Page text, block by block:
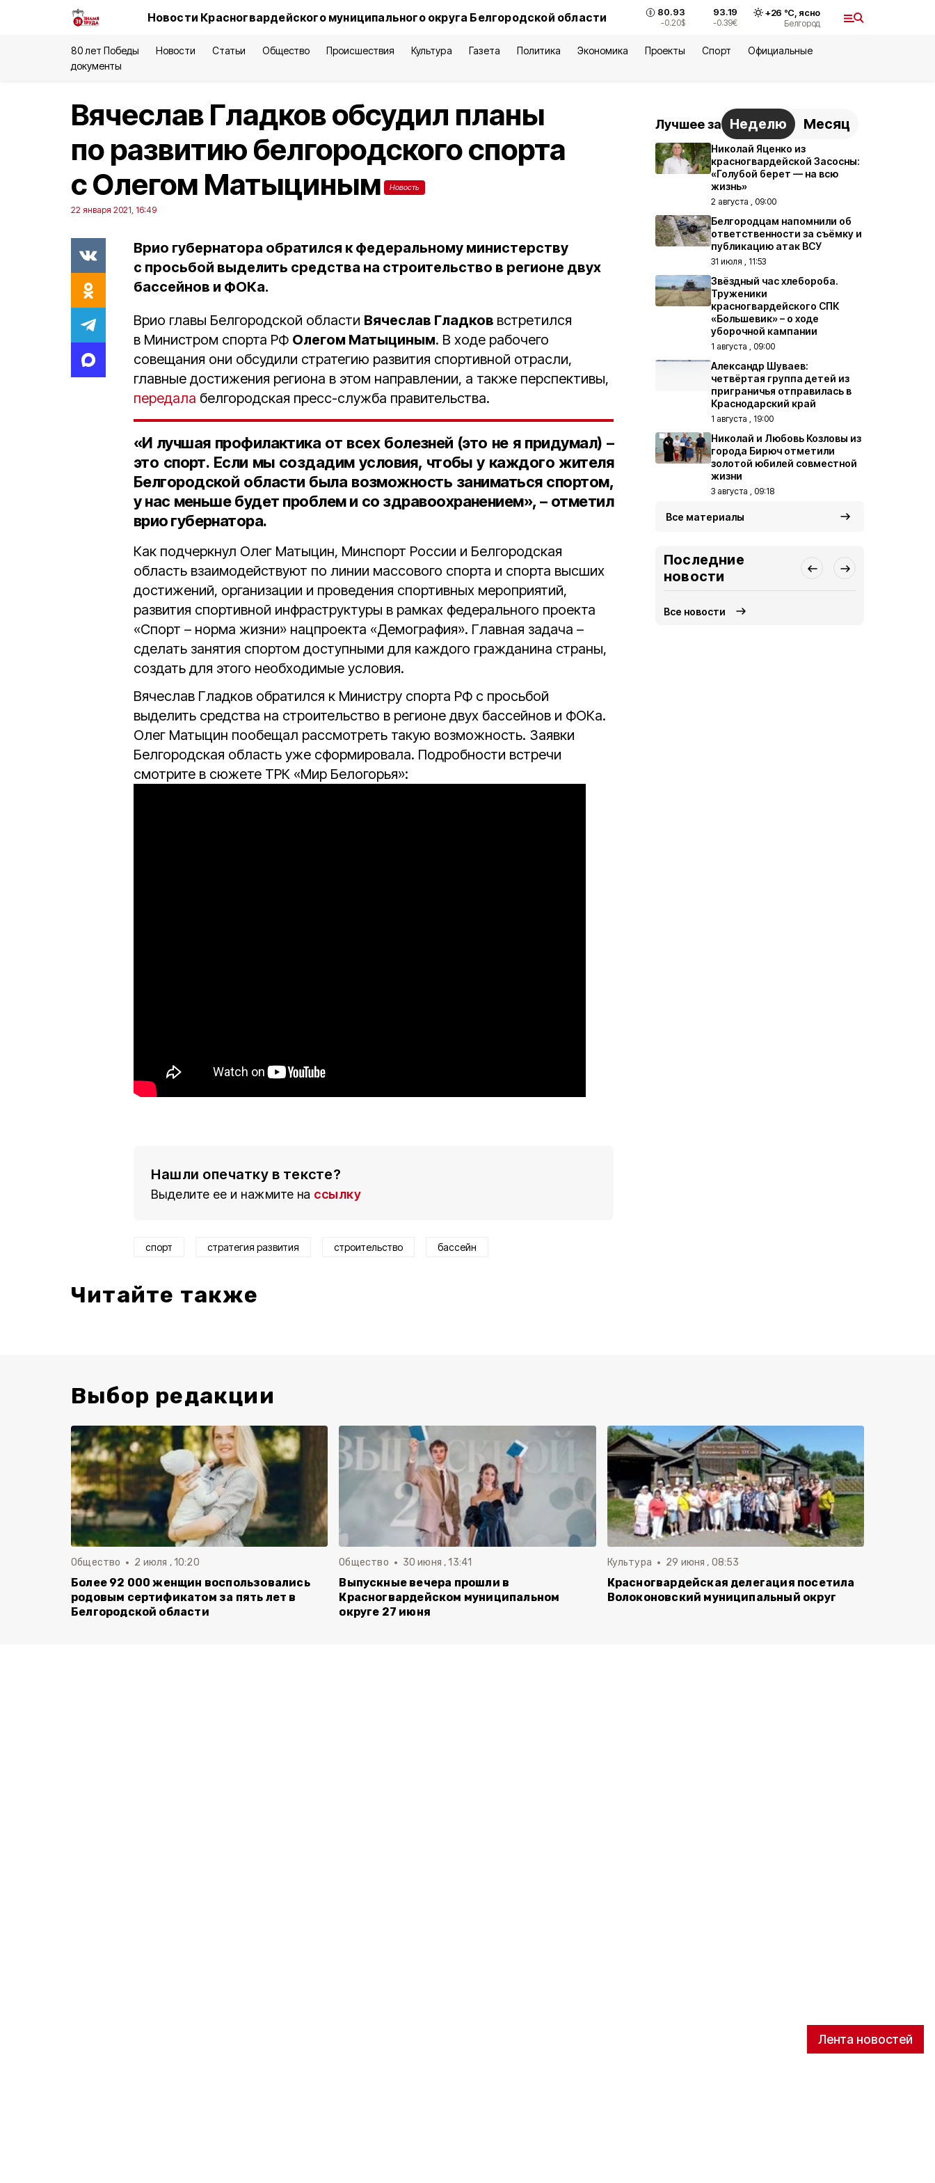
Новости Красногвардейского муниципального округа Белгородской области 80.93
-0.20$
93.19
-0.39€
+26 °С, ясно
Белгород
80 лет Победы Новости Статьи Общество Происшествия Культура Газета Политика Экономика Проекты Спорт
Официальные
документы
Лента новостей
Вячеслав Гладков обсудил планы
по развитию белгородского спорта
с Олегом Матыциным
Новость
22 января 2021, 16:49
Врио губернатора обратился к федеральному министерству
с просьбой выделить средства на строительство в регионе двух
бассейнов и ФОКа.
Врио главы Белгородской области Вячеслав Гладков встретился
в Министром спорта РФ Олегом Матыциным. В ходе рабочего
совещания они обсудили стратегию развития спортивной отрасли,
главные достижения региона в этом направлении, а также перспективы,
передала белгородская пресс-служба правительства.
«И лучшая профилактика от всех болезней (это не я придумал) –
это спорт. Если мы создадим условия, чтобы у каждого жителя
Белгородской области была возможность заниматься спортом,
у нас меньше будет проблем и со здравоохранением», – отметил
врио губернатора.
Как подчеркнул Олег Матыцин, Минспорт России и Белгородская
область взаимодействуют по линии массового спорта и спорта высших
достижений, организации и проведения спортивных мероприятий,
развития спортивной инфраструктуры в рамках федерального проекта
«Спорт – норма жизни» нацпроекта «Демография». Главная задача –
сделать занятия спортом доступными для каждого гражданина страны,
создать для этого необходимые условия.
Вячеслав Гладков обратился к Министру спорта РФ с просьбой
выделить средства на строительство в регионе двух бассейнов и ФОКа.
Олег Матыцин пообещал рассмотреть такую возможность. Заявки
Белгородская область уже сформировала. Подробности встречи
смотрите в сюжете ТРК «Мир Белогорья»:
Нашли опечатку в тексте?
Выделите ее и нажмите на ссылку
спорт стратегия развития строительство бассейн
Читайте также
Лучшее за Неделю Месяц
Николай Яценко из
красногвардейской Засосны:
«Голубой берет — на всю
жизнь»
2 августа , 09:00
Белгородцам напомнили об
ответственности за съёмку и
публикацию атак ВСУ
31 июля , 11:53
Звёздный час хлебороба.
Труженики
красногвардейского СПК
«Большевик» – о ходе
уборочной кампании
1 августа , 09:00
Александр Шуваев:
четвёртая группа детей из
приграничья отправилась в
Краснодарский край
1 августа , 19:00
Николай и Любовь Козловы из
города Бирюч отметили
золотой юбилей совместной
жизни
3 августа , 09:18
Все материалы
Последние
новости
Все новости
Выбор редакции
Общество 2 июля , 10:20
Более 92 000 женщин воспользовались
родовым сертификатом за пять лет в
Белгородской области
Общество 30 июня , 13:41
Выпускные вечера прошли в
Красногвардейском муниципальном
округе 27 июня
Культура 29 июня , 08:53
Красногвардейская делегация посетила
Волоконовский муниципальный округ